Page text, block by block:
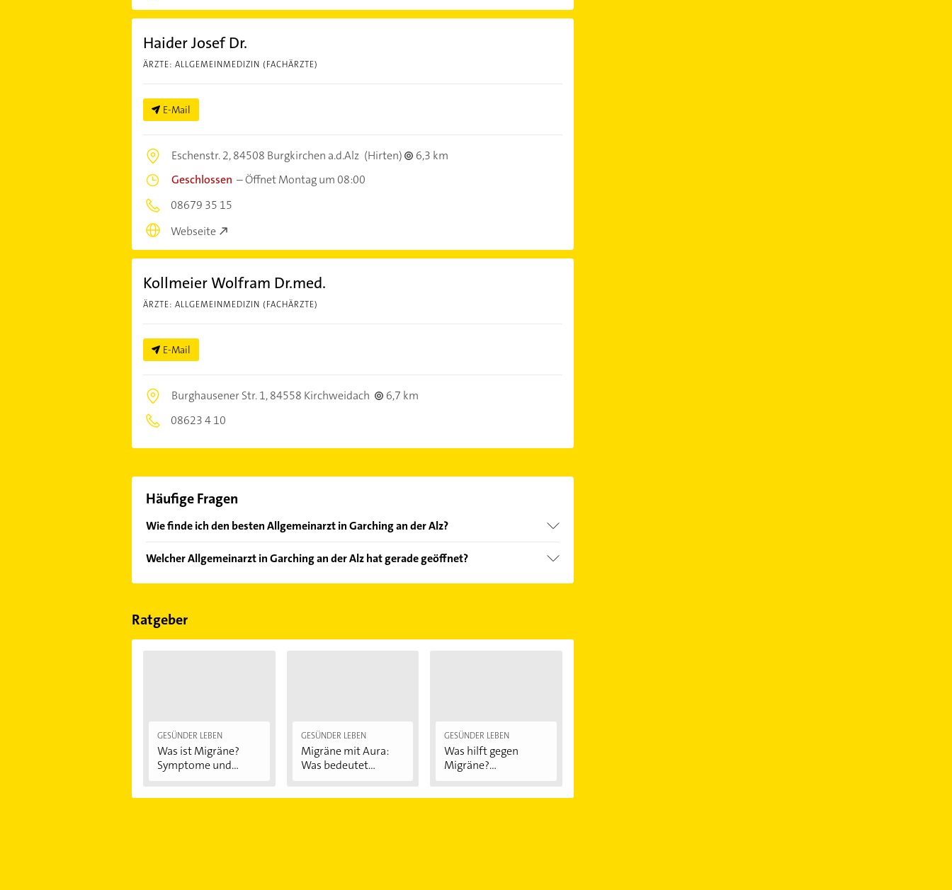
Haider Josef Dr.
ÄRZTE: ALLGEMEINMEDIZIN (FACHÄRZTE)
E-Mail
Eschenstr. 2,84508 Burgkirchen a.d.Alz (Hirten)
6,3 km
Geschlossen –Öffnet Montag um 08:00
08679 35 15
Webseite
Kollmeier Wolfram Dr.med.
ÄRZTE: ALLGEMEINMEDIZIN (FACHÄRZTE)
E-Mail
Burghausener Str. 1,84558 Kirchweidach
6,7 km
08623 4 10
Häufige Fragen
Wie finde ich den besten Allgemeinarzt in Garching an der Alz?
von den Empfehlungen. Die Suchergebnisse können Sie sich einfach nach
Bewertungensortiert anzeigen lassen.
Welcher Allgemeinarzt in Garching an der Alz hat gerade geöffnet?
Im Anbieter-Bereich finden Sie alleÖffnungszeiten. Bitte beachten Sie, dass diese an
Ratgeber
GESÜNDER LEBEN
Was ist Migräne?
Symptome und...
GESÜNDER LEBEN
Migräne mit Aura:
Was bedeutet...
GESÜNDER LEBEN
Was hilft gegen
Migräne?